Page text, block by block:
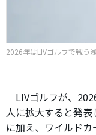
2026年はLIVゴルフで戦う
LIVゴルフが、
人に拡大すると発
に加え、ワイルドカ